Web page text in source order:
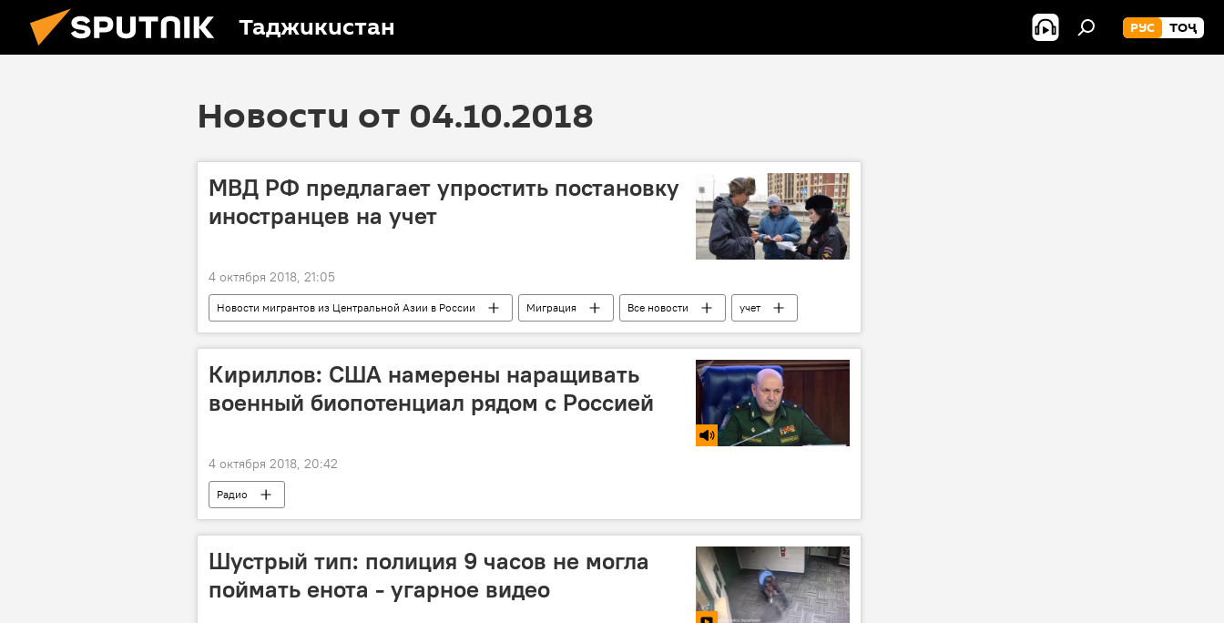
Таджикистан РУС ТОҶ
Новости от 04.10.2018
МВД РФ предлагает упростить постановку
иностранцев на учет
4 октября 2018, 21:05
Новости мигрантов из Центральной Азии в России Миграция Все новости
учет
Россия
Кириллов: США намерены наращивать
военный биопотенциал рядом с Россией
4 октября 2018, 20:42
Радио
Шустрый тип: полиция 9 часов не могла
поймать енота - угарное видео